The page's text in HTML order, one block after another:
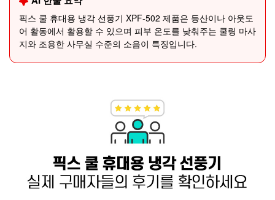
픽스 쿨 휴대용 냉각 선풍기 XPF-502 제품은 등산이나 아웃도
어 활동에서 활용할 수 있으며 피부 온도를 낮춰주는 쿨링 마사
지와 조용한 사무실 수준의 소음이 특징입니다.